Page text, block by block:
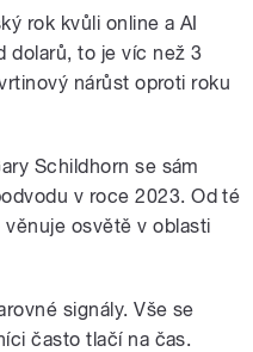
rok kvůli online a AI
dolarů, to je víc než 3
nárůst oproti roku
Schildhorn se sám
v roce 2023. Od té
osvětě v oblasti
signály. Vše se
často tlačí na čas.